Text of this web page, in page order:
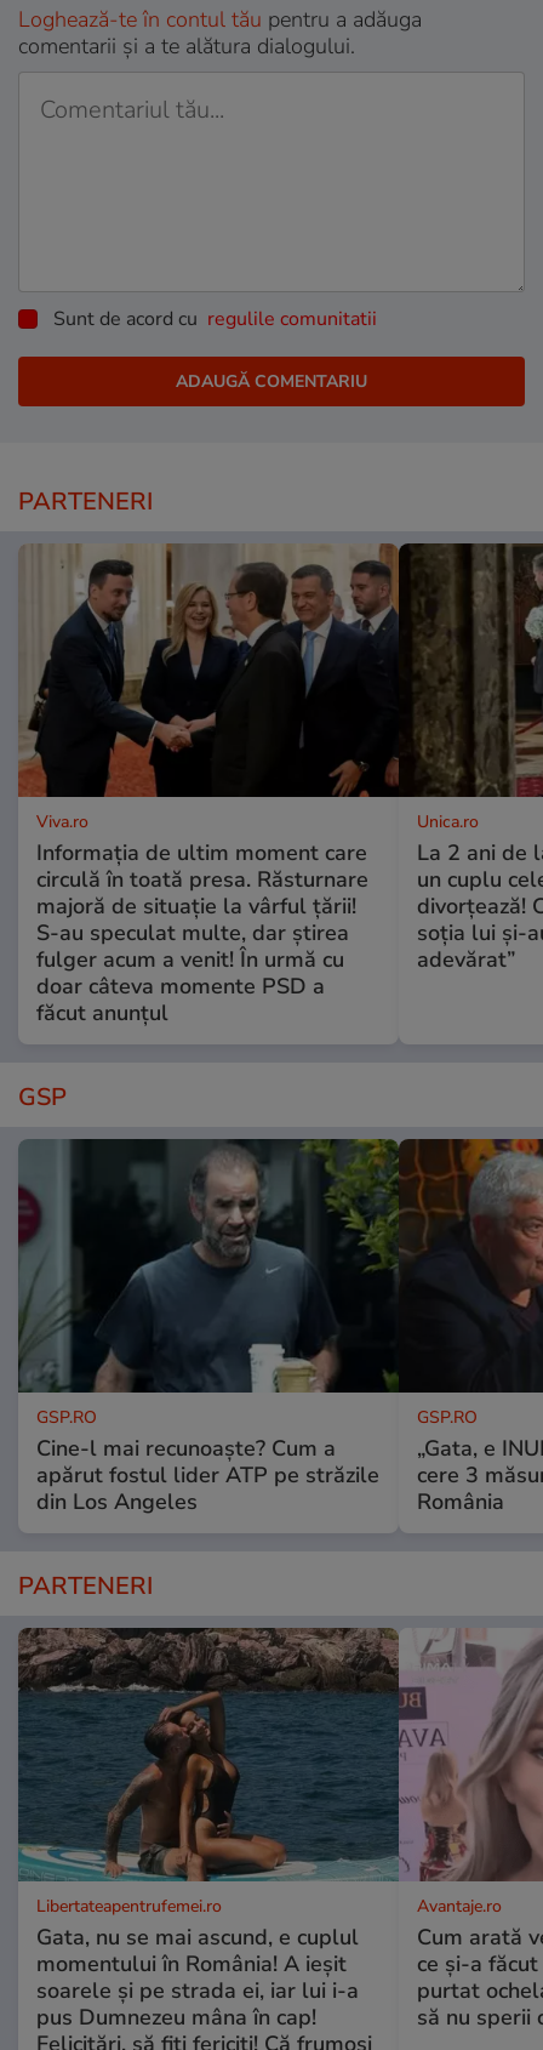
Loghează-te în contul tău pentru a adăuga
comentarii și a te alătura dialogului.
Sunt de acord cu regulile comunitatii
PARTENERI
Viva.ro
Informația de ultim moment care
circulă în toată presa. Răsturnare
majoră de situație la vârful țării!
S-au speculat multe, dar știrea
fulger acum a venit! În urmă cu
doar câteva momente PSD a
făcut anunțul
Unica.ro
La 2 ani de
un cuplu
divorțează!
soția lui și-
adevărat”
GSP
GSP.RO
Cine-l mai recunoaște? Cum a
apărut fostul lider ATP pe străzile
din Los Angeles
GSP.RO
„Gata, e
cere 3
România
PARTENERI
Libertateapentrufemei.ro
Gata, nu se mai ascund, e cuplul
momentului în România! A ieșit
soarele și pe strada ei, iar lui i-a
pus Dumnezeu mâna în cap!
Felicitări, să fiți fericiți! Că frumoși
Avantaje.ro
Cum arată
ce și-a
purtat
să nu sperii